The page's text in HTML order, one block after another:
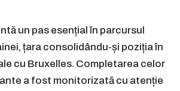
un pas esențial în parcursul
țara consolidându-și poziția în
cu Bruxelles. Completarea celor
a fost monitorizată cu atenție